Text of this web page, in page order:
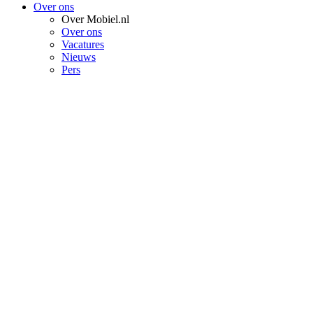
Over ons
Over Mobiel.nl
Over ons
Vacatures
Nieuws
Pers